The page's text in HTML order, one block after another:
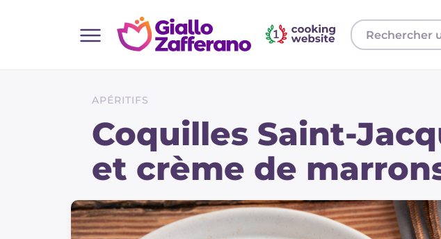
Toutes les recettes
Plats principaux
APÉRITIFS
Coquilles Saint-
et crème de